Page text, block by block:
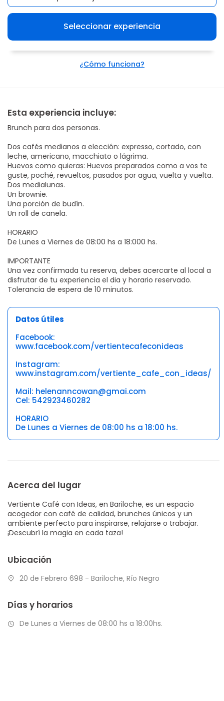
Seleccionar experiencia
¿Cómo funciona?
Esta experiencia incluye:
Brunch para dos personas.
Dos cafés medianos a elección: expresso, cortado, con
leche, americano, macchiato o lágrima.
Huevos como quieras: Huevos preparados como a vos te
guste, poché, revueltos, pasados por agua, vuelta y vuelta.
Dos medialunas.
Un brownie.
Una porción de budín.
Un roll de canela.
HORARIO
De Lunes a Viernes de 08:00 hs a 18:000 hs.
IMPORTANTE
Una vez confirmada tu reserva, debes acercarte al local a
disfrutar de tu experiencia el dia y horario reservado.
Tolerancia de espera de 10 minutos.
Datos útiles
Facebook:
www.facebook.com/vertientecafeconideas
Instagram:
www.instagram.com/vertiente_cafe_con_ideas/
Mail: helenanncowan@gmai.com
Cel: 542923460282
HORARIO
De Lunes a Viernes de 08:00 hs a 18:00 hs.
Acerca del lugar
Vertiente Café con Ideas, en Bariloche, es un espacio
acogedor con café de calidad, brunches únicos y un
ambiente perfecto para inspirarse, relajarse o trabajar.
¡Descubrí la magia en cada taza!
Ubicación
20 de Febrero 698 - Bariloche, Río Negro
Días y horarios
De Lunes a Viernes de 08:00 hs a 18:00hs.